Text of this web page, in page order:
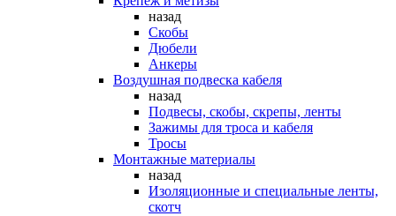
назад
Скобы
Дюбели
Анкеры
Воздушная подвеска кабеля
назад
Подвесы, скобы, скрепы, ленты
Зажимы для троса и кабеля
Тросы
Монтажные материалы
назад
Изоляционные и специальные ленты,
скотч